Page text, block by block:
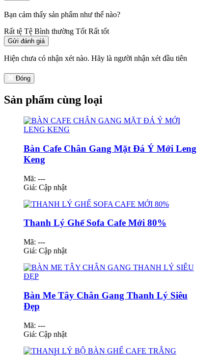
Bạn cảm thấy sản phẩm như thế nào?
Rất tệ Tệ Bình thường Tốt Rất tốt
Gửi đánh giá
Hiện chưa có nhận xét nào. Hãy là người nhận xét đầu tiên
Đóng
Sản phẩm cùng loại
Bàn Cafe Chân Gang Mặt Đá Ý Mới Leng
Keng
Mã: ---
Giá: Cập nhật
Thanh Lý Ghế Sofa Cafe Mới 80%
Mã: ---
Giá: Cập nhật
Bàn Me Tây Chân Gang Thanh Lý Siêu
Đẹp
Mã: ---
Giá: Cập nhật